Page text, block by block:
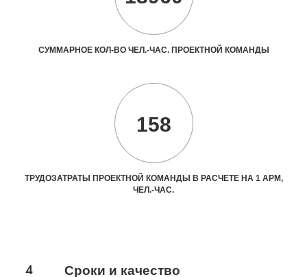
СУММАРНОЕ КОЛ-ВО ЧЕЛ.-ЧАС. ПРОЕКТНОЙ КОМАНДЫ
158
ТРУДОЗАТРАТЫ ПРОЕКТНОЙ КОМАНДЫ В РАСЧЕТЕ НА 1 АРМ,
ЧЕЛ.-ЧАС.
4 Сроки и качество